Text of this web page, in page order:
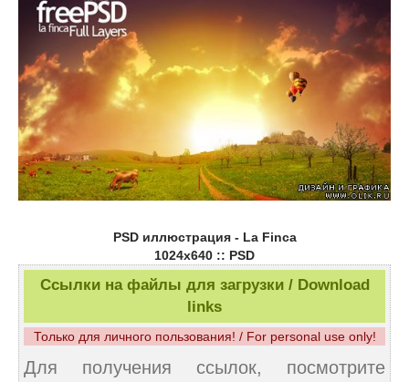
PSD иллюстрация - La Finca
1024x640 :: PSD
Ссылки на файлы для загрузки / Download
links
Только для личного пользования! / For personal use only!
Для получения ссылок, посмотрите